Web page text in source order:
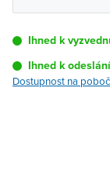
Ihned k
Ihned k
Dostupnost na